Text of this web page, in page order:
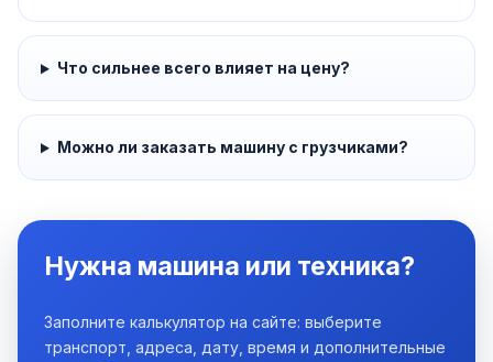
Что сильнее всего влияет на цену?
Можно ли заказать машину с грузчиками?
Нужна машина или техника?
Заполните калькулятор на сайте: выберите
транспорт, адреса, дату, время и дополнительные